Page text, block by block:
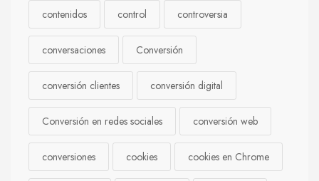
contenidos control controversia
conversaciones Conversión
conversión clientes conversión digital
Conversión en redes sociales conversión web
conversiones cookies cookies en Chrome